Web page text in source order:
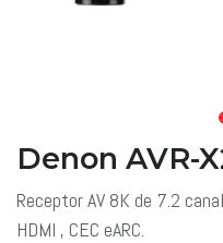
Denon AVR-
Receptor AV 8K de 7.2
HDMI , CEC eARC.